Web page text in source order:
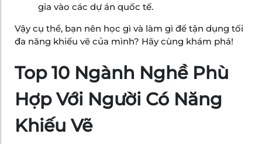
gia vào các dự án quốc tế.
Vậy cụ thể, bạn nên học gì và làm gì để tận dụng tối
đa năng khiếu vẽ của mình? Hãy cùng khám phá!
Top 10 Ngành Nghề Phù
Hợp Với Người Có Năng
Khiếu Vẽ